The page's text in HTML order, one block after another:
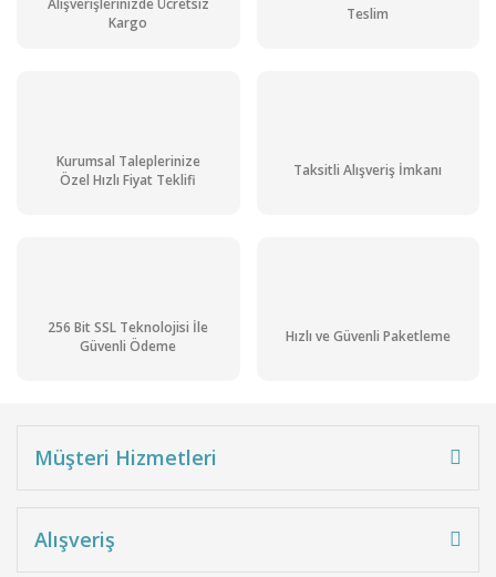
Stoktan Teslim Ön Siparişli
Ürün
3.664,90 TL + KDV
Alışverişlerinizde Ücretsiz
Kargo
Teslim
Kurumsal Taleplerinize
Özel Hızlı Fiyat Teklifi
Taksitli Alışveriş İmkanı
256 Bit SSL Teknolojisi İle
Güvenli Ödeme
Hızlı ve Güvenli Paketleme
Müşteri Hizmetleri
Alışveriş